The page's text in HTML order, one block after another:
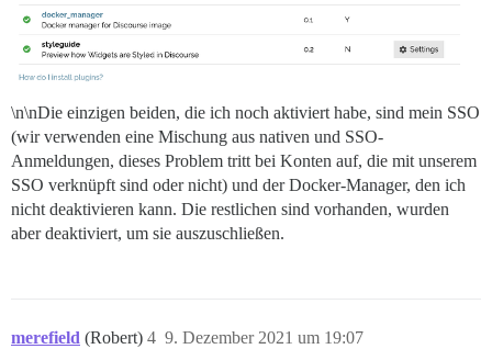
\n\nDie einzigen beiden, die ich noch aktiviert habe, sind mein SSO
(wir verwenden eine Mischung aus nativen und SSO-
Anmeldungen, dieses Problem tritt bei Konten auf, die mit unserem
SSO verknüpft sind oder nicht) und der Docker-Manager, den ich
nicht deaktivieren kann. Die restlichen sind vorhanden, wurden
aber deaktiviert, um sie auszuschließen.
merefield (Robert) 9. Dezember 2021 um 19:07
4